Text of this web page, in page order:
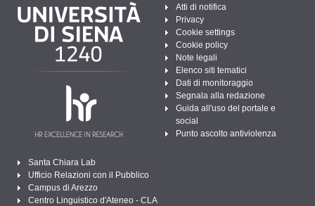
Atti di notifica
Privacy
Cookie settings
Cookie policy
Note legali
Elenco siti tematici
Dati di monitoraggio
Segnala alla redazione
Guida all'uso del portale e
social
Punto ascolto antiviolenza
Santa Chiara Lab
Ufficio Relazioni con il Pubblico
Campus di Arezzo
Centro Linguistico d'Ateneo - CLA